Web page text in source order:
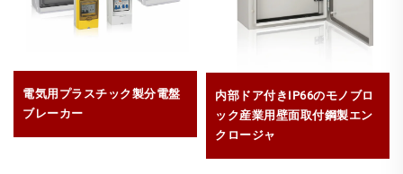
電気用プラスチック製分電盤
ブレーカー
内部ドア付きIP66のモノブロ
ック産業用壁面取付鋼製エン
クロージャ